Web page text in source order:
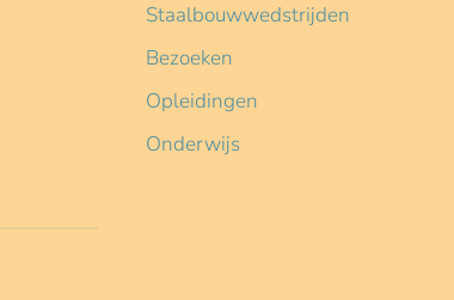
Staalbouwwedstrijden
Bezoeken
Opleidingen
Onderwijs